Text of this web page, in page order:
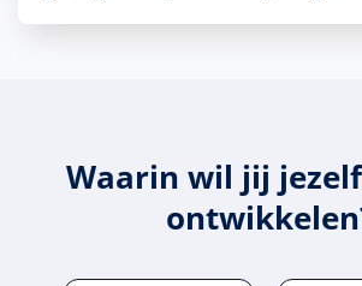
Waarin wil jij